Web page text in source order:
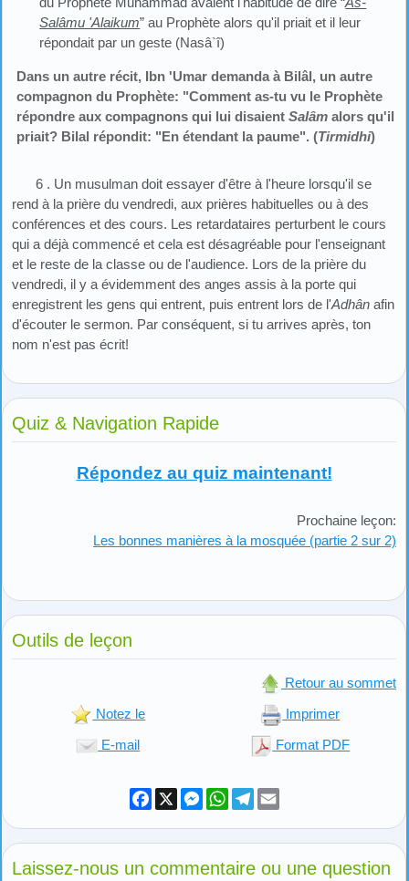
Salâmu 'Alaikum” au Prophète alors qu'il priait et il leur
répondait par un geste (Nasâ`î)
Dans un autre récit, Ibn 'Umar demanda à Bilâl, un autre
compagnon du Prophète: "Comment as-tu vu le Prophète
répondre aux compagnons qui lui disaient Salâm alors qu'il
priait? Bilal répondit: "En étendant la paume". (Tirmidhi)
6 . Un musulman doit essayer d'être à l'heure lorsqu'il se
rend à la prière du vendredi, aux prières habituelles ou à des
conférences et des cours. Les retardataires perturbent le cours
qui a déjà commencé et cela est désagréable pour l'enseignant
et le reste de la classe ou de l'audience. Lors de la prière du
vendredi, il y a évidemment des anges assis à la porte qui
enregistrent les gens qui entrent, puis entrent lors de l'Adhân afin
d'écouter le sermon. Par conséquent, si tu arrives après, ton
nom n'est pas écrit!
Quiz & Navigation Rapide
Répondez au quiz maintenant!
Prochaine leçon:
Les bonnes manières à la mosquée (partie 2 sur 2)
Outils de leçon
Retour au sommet
Notez le Imprimer
E-mail Format PDF
Facebook
X Messenger
WhatsApp
Telegram
Laissez-nous un commentaire ou une question